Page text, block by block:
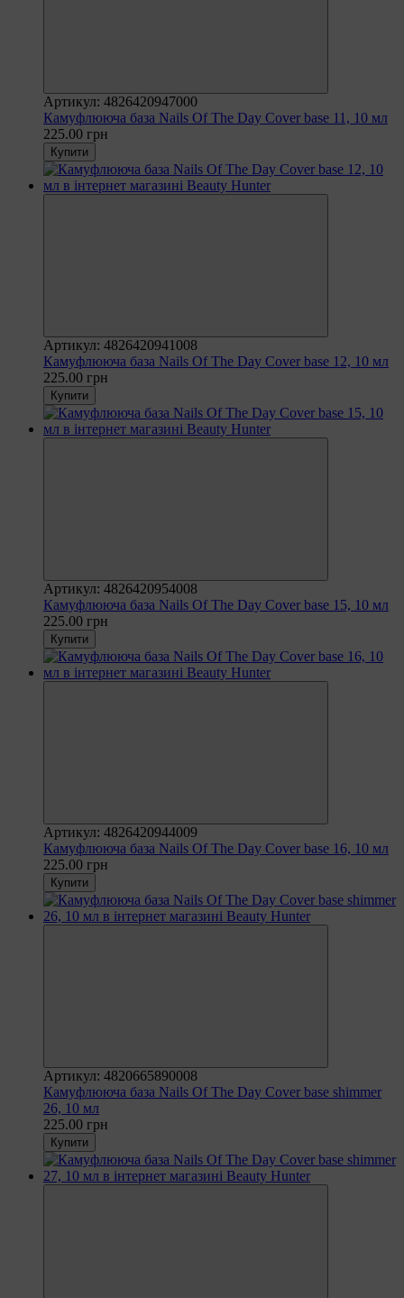
Артикул: 4826420947000
Камуфлююча база Nails Of The Day Cover base 11, 10 мл
225.00 грн
Купити
Артикул: 4826420941008
Камуфлююча база Nails Of The Day Cover base 12, 10 мл
225.00 грн
Купити
Артикул: 4826420954008
Камуфлююча база Nails Of The Day Cover base 15, 10 мл
225.00 грн
Купити
Артикул: 4826420944009
Камуфлююча база Nails Of The Day Cover base 16, 10 мл
225.00 грн
Купити
Артикул: 4820665890008
Камуфлююча база Nails Of The Day Cover base shimmer
26, 10 мл
225.00 грн
Купити